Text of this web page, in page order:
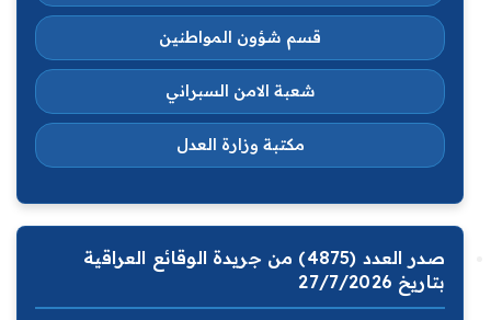
قسم شؤون المواطنين
شعبة الامن السبراني
مكتبة وزارة العدل
صدر العدد (4875) من جريدة الوقائع العراقية
بتاريخ 27/7/2026